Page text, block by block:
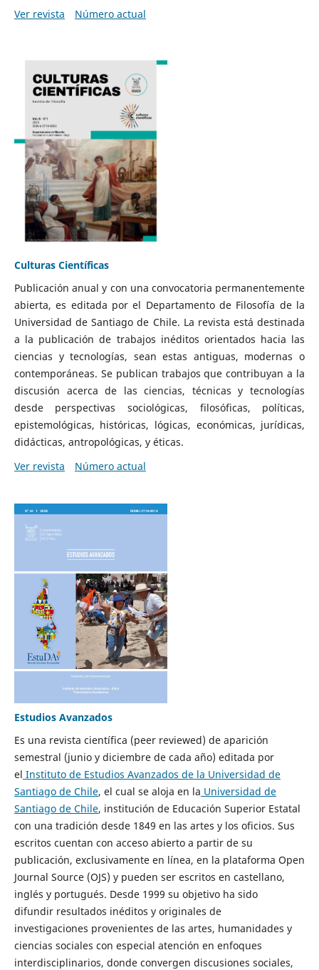
Ver revista
Número actual
Culturas Científicas
Publicación anual y con una convocatoria permanentemente
abierta, es editada por el Departamento de Filosofía de la
Universidad de Santiago de Chile. La revista está destinada
a la publicación de trabajos inéditos orientados hacia las
ciencias y tecnologías, sean estas antiguas, modernas o
contemporáneas. Se publican trabajos que contribuyan a la
discusión acerca de las ciencias, técnicas y tecnologías
desde perspectivas sociológicas, filosóficas, políticas,
epistemológicas, históricas, lógicas, económicas, jurídicas,
didácticas, antropológicas, y éticas.
Ver revista
Número actual
Estudios Avanzados
Es una revista científica (peer reviewed) de aparición
semestral (junio y diciembre de cada año) editada por
el Instituto de Estudios Avanzados de la Universidad de
Santiago de Chile, el cual se aloja en la Universidad de
Santiago de Chile, institución de Educación Superior Estatal
con una tradición desde 1849 en las artes y los oficios. Sus
escritos cuentan con acceso abierto a partir de su
publicación, exclusivamente en línea, en la plataforma Open
Journal Source (OJS) y pueden ser escritos en castellano,
inglés y portugués. Desde 1999 su objetivo ha sido
difundir resultados inéditos y originales de
investigaciones provenientes de las artes, humanidades y
ciencias sociales con especial atención en enfoques
interdisciplinarios, donde convergen discusiones sociales,